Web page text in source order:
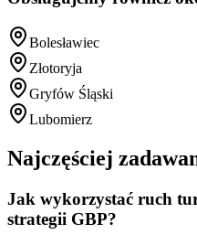
Bolesławiec
Złotoryja
Gryfów Śląski
Lubomierz
Najczęściej
Jak wykorzystać ruch
strategii GBP?